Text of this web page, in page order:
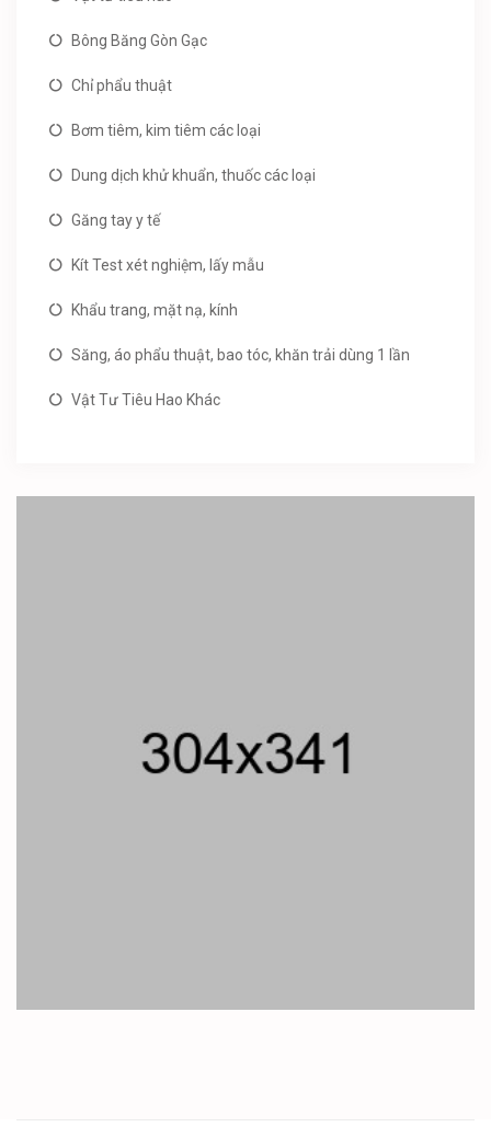
Bông Băng Gòn Gạc
Chỉ phẩu thuật
Bơm tiêm, kim tiêm các loại
Dung dịch khử khuẩn, thuốc các loại
Găng tay y tế
Kít Test xét nghiệm, lấy mẫu
Khẩu trang, mặt nạ, kính
Săng, áo phẩu thuật, bao tóc, khăn trải dùng 1 lần
Vật Tư Tiêu Hao Khác